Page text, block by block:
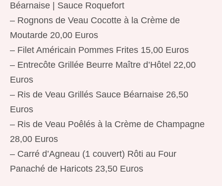
Béarnaise | Sauce Roquefort
– Rognons de Veau Cocotte à la Crème de
Moutarde 20,00 Euros
– Filet Américain Pommes Frites 15,00 Euros
– Entrecôte Grillée Beurre Maître d’Hôtel 22,00
Euros
– Ris de Veau Grillés Sauce Béarnaise 26,50
Euros
– Ris de Veau Poêlés à la Crème de Champagne
28,00 Euros
– Carré d’Agneau (1 couvert) Rôti au Four
Panaché de Haricots 23,50 Euros